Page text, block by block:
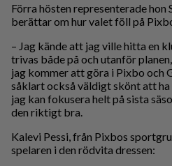
Förra hösten representerade hon
berättar om hur valet föll på
– Jag kände att jag ville hitta en
trivas både på och utanför
jag kommer att göra i Pixbo och
såklart också väldigt skönt att
jag kan fokusera helt på sista
den riktigt bra.
Kalevi Pessi, från Pixbos
spelaren i den rödvita dressen: